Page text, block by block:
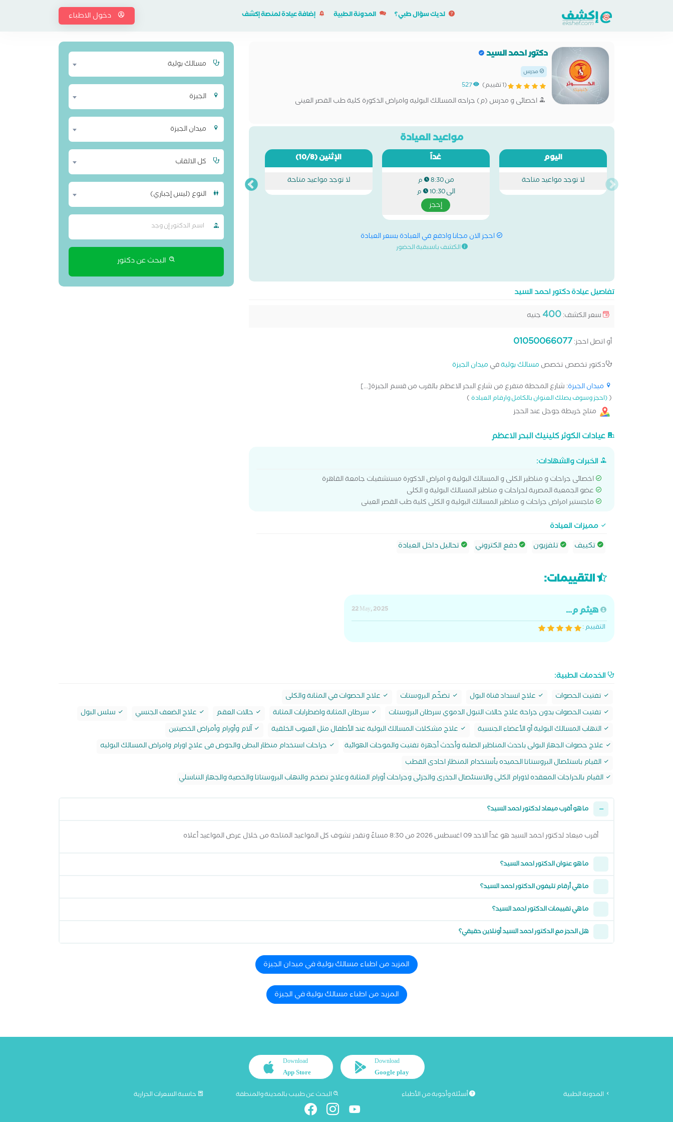
لديك سؤال طبي؟ المدونة الطبية إضافة عيادة لمنصة إكشف دخول الاطباء
دكتور احمد السيد
مدرس
(1 تقييم) 527
اخصائى و مدرس (م) جراحه المسالك البوليه وامراض الذكورة كلية طب القصر العينى
مواعيد العيادة
اليوم
لا توجد مواعيد متاحة
غداً
من8:30 م
الى10:30 م
إحجز
الإثنين(10/8)
لا توجد مواعيد متاحة
احجز الان مجانا وادفع في العيادة بسعر العيادة
الكشف باسبقية الحضور
تفاصيل عيادة دكتور احمد السيد
سعر الكشف:400 جنيه
أو اتصل احجز:01050066077
دكتور تخصص تخصص مسالك بوليةفي ميدان الجيزة
ميدان الجيزة: شارع المحطة متفرع من شارع البحر الاعظم بالقرب من قسم الجيزة[...]
((احجز وسوف يصلك العنوان بالكامل وارقام العيادة)
متاح خريطة جوجل عند الحجز
عيادات الكوثر كلينيك البحر الاعظم
الخبرات والشهادات:
اخصائى جراحات و مناظير الكلى و المسالك البولية و امراض الذكورة مستشفيات جامعة القاهرة
عضو الجمعية المصرية لجراحات و مناظير المسالك البولية و الكلى
ماجستير امراض جراحات و مناظير المسالك البولية و الكلى كلية طب القصر العينى
مميزات العيادة
تكييف
تلفزيون دفع الكتروني تحاليل داخل العيادة
مسالك بولية
الجيزة
ميدان الجيزة
كل الالقاب
النوع (ليس إجباري)
البحث عن دكتور
التقييمات:
هيثم م...
22 May, 2025
التقييم :
الخدمات الطبية:
تفتيت الحصوات علاج انسداد قناة البول تضخّم البروستات
علاج الحصوات في المثانة والكلى
تفتيت الحصوات بدون جراحة علاج حالات التبول الدموي سرطان البروستات
سرطان المثانة واضطرابات المثانة حالات العقم علاج الضعف الجنسي
سلس البول
التهاب المسالك البولية أو الأعضاء الجنسية
علاج مشكلات المسالك البولية عند الأطفال مثل العيوب الخلقية
آلام وأورام وأمراض الخصيتين
علاج حصوات الجهاز البولى باحدث المناظير الصلبه وأحدث أجهزة تفتيت والموجات الهوائية
جراحات استخدام منظار البطن والحوض فى علاج اورام وامراض المسالك البوليه
القيام باستئصال البروستاتا الحميده بأستخدام المنظار احادى القطب
القيام بالحراجات المعقده لاورام الكلى والاستئصال الجذرى والجزئى وجراحات أورام المثانة وعلاج تضخم والتهاب البروستاتا والخصية والجهاز التناسلي
ما هو أقرب ميعاد لدكتور احمد السيد؟
أقرب ميعاد لدكتور احمد السيد هو غداً الاحد 09 اغسطس 2026 من 8:30 مساءً وتقدر تشوف كل المواعيد المتاحة من خلال عرض المواعيد أعلاه
ما هو عنوان الدكتور احمد السيد؟
ما هي أرقام تليفون الدكتور احمد السيد؟
ما هي تقييمات الدكتور احمد السيد؟
هل الحجز مع الدكتور احمد السيد أونلاين حقيقي؟
المزيد من اطباء مسالك بولية في ميدان الجيزة
المزيد من اطباء مسالك بولية في الجيزة
Download
Google play
Download
App Store
المدونة الطبية أسئلة وأجوبة من الأطباء البحث عن طبيب بالمدينة والمنطقة حاسبة السعرات الحرارية